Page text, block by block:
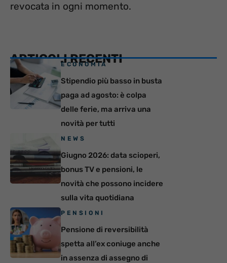
revocata in ogni momento.
ARTICOLI RECENTI
ECONOMIA
Stipendio più basso in busta
paga ad agosto: è colpa
delle ferie, ma arriva una
novità per tutti
NEWS
Giugno 2026: data scioperi,
bonus TV e pensioni, le
novità che possono incidere
sulla vita quotidiana
PENSIONI
Pensione di reversibilità
spetta all’ex coniuge anche
in assenza di assegno di